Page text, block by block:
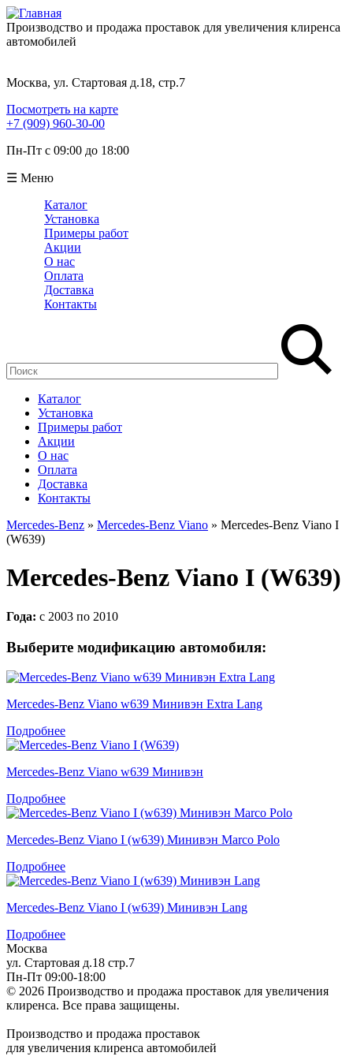
Производство и продажа проставок для увеличения клиренса
автомобилей
Москва, ул. Стартовая д.18, стр.7
Посмотреть на карте
+7 (909) 960-30-00
Пн-Пт с 09:00 до 18:00
☰ Меню
Каталог
Установка
Примеры работ
Акции
О нас
Оплата
Доставка
Контакты
Каталог
Установка
Примеры работ
Акции
О нас
Оплата
Доставка
Контакты
Mercedes-Benz » Mercedes-Benz Viano » Mercedes-Benz Viano I
(W639)
Mercedes-Benz Viano I (W639)
Года: с 2003 по 2010
Выберите модификацию автомобиля:
Mercedes-Benz Viano w639 Минивэн Extra Lang
Подробнее
Mercedes-Benz Viano w639 Минивэн
Подробнее
Mercedes-Benz Viano I (w639) Минивэн Marco Polo
Подробнее
Mercedes-Benz Viano I (w639) Минивэн Lang
Подробнее
Москва
ул. Стартовая д.18 стр.7
Пн-Пт 09:00-18:00
© 2026 Производство и продажа проставок для увеличения
клиренса. Все права защищены.
Производство и продажа проставок
для увеличения клиренса автомобилей